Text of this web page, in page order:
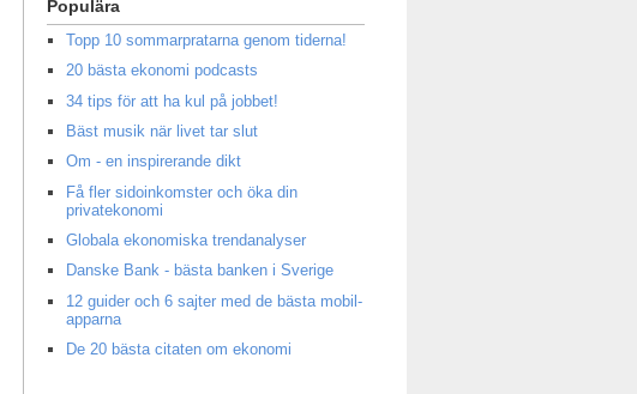
Populära
Topp 10 sommarpratarna genom tiderna!
20 bästa ekonomi podcasts
34 tips för att ha kul på jobbet!
Bäst musik när livet tar slut
Om - en inspirerande dikt
Få fler sidoinkomster och öka din
privatekonomi
Globala ekonomiska trendanalyser
Danske Bank - bästa banken i Sverige
12 guider och 6 sajter med de bästa mobil-
apparna
De 20 bästa citaten om ekonomi